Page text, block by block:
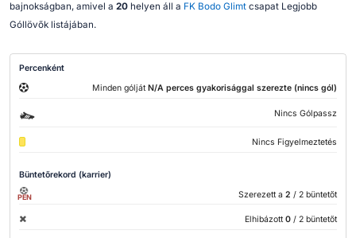
bajnokságban, amivel a 20helyen áll a FK Bodo Glimtcsapat Legjobb
Góllövők listájában.
Percenként
Minden góljátN/A perces gyakorisággal szerezte (nincs gól)
Nincs Gólpassz
Nincs Figyelmeztetés
Büntetőrekord (karrier)
PEN Szerezett a 2 / 2 büntetőt
Elhibázott 0 / 2 büntetőt